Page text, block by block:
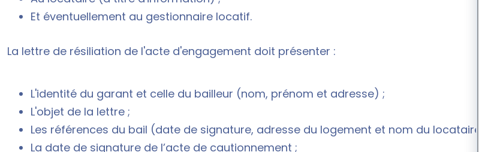
Et éventuellement au gestionnaire locatif.
La lettre de résiliation de l'acte d'engagement doit présenter :
L'identité du garant et celle du bailleur (nom, prénom et adresse) ;
L'objet de la lettre ;
Les références du bail (date de signature, adresse du logement et nom du locataire) ;
La date de signature de l’acte de cautionnement ;